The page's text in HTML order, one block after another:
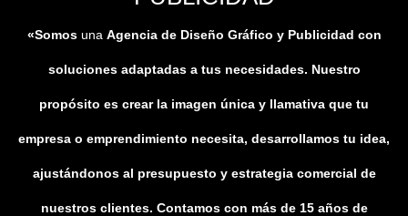
«Somosuna Agencia de Diseño Gráfico y Publicidad con
soluciones adaptadas a tus necesidades. Nuestro
propósito es crear la imagen única y llamativa que tu
empresa o emprendimiento necesita, desarrollamos tu idea,
ajustándonos al presupuesto y estrategia comercial de
nuestros clientes. Contamos con más de 15 años de